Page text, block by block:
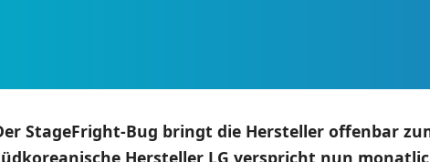
StageFright-Bug bringt die Hersteller offenbar
Hersteller LG verspricht nun